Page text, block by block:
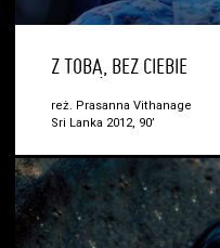
Z TOBĄ, BEZ CIEBIE
reż. Prasanna Vithanage
Sri Lanka 2012, 90’